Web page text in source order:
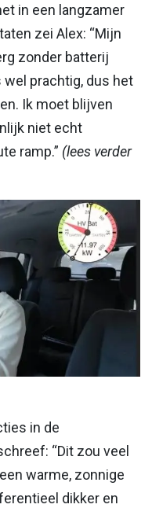
in een langzamer
zei Alex: “Mijn
zonder batterij
wel prachtig, dus het
Ik moet blijven
niet echt
ramp.” (lees verder
in de
“Dit zou veel
warme, zonnige
dikker en